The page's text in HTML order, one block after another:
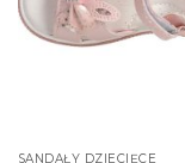
SANDAŁY DZIECIĘCE